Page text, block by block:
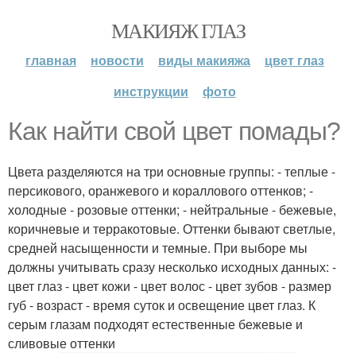
МАКИЯЖ ГЛАЗ
главная новости виды макияжа
цвет глаз
инструкции
фото
Как найти свой цвет помады?
Цвета разделяются на три основные группы: - теплые -
персикового, оранжевого и кораллового оттенков; -
холодные - розовые оттенки; - нейтральные - бежевые,
коричневые и терракотовые. Оттенки бывают светлые,
средней насыщенности и темные. При выборе мы
должны учитывать сразу несколько исходных данных: -
цвет глаз - цвет кожи - цвет волос - цвет зубов - размер
губ - возраст - время суток и освещение цвет глаз. К
серым глазам подходят естественные бежевые и
сливовые оттенки